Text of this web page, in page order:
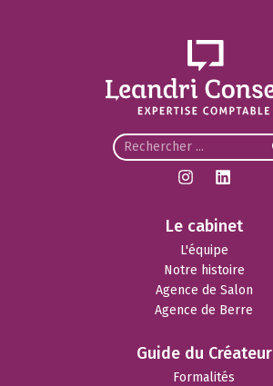
Le cabinet
L'équipe
Notre histoire
Agence de Salon
Agence de Berre
Guide du Créateur
Formalités